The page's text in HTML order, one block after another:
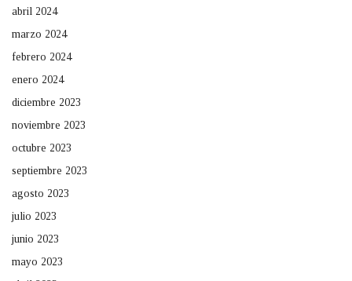
abril 2024
marzo 2024
febrero 2024
enero 2024
diciembre 2023
noviembre 2023
octubre 2023
septiembre 2023
agosto 2023
julio 2023
junio 2023
mayo 2023